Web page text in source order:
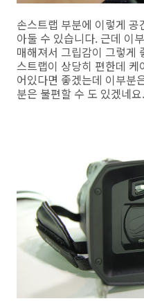
손스트랩 부분에 이렇게
아둘 수 있습니다. 근데 이
매해져서 그립감이 그렇게
스트랩이 상당히 편한데
어있다면 좋겠는데 이부분
분은 불편할 수 도 있겠네요.